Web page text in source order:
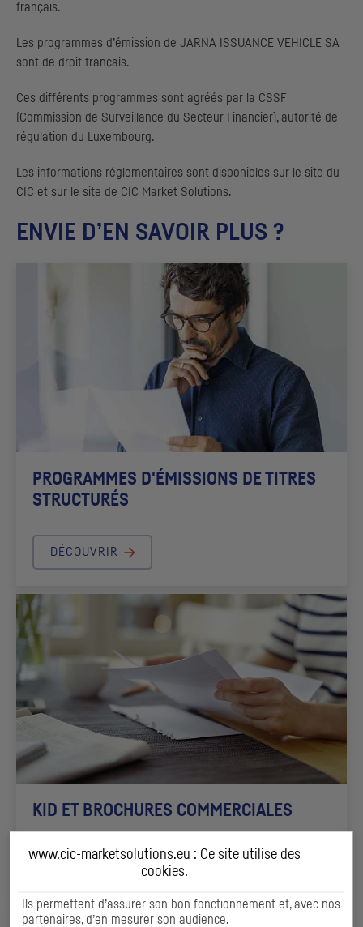
français.
Les programmes d’émission de JARNA ISSUANCE VEHICLE SA
sont de droit français.
Ces différents programmes sont agréés par la CSSF
(Commission de Surveillance du Secteur Financier), autorité de
régulation du Luxembourg.
Les informations réglementaires sont disponibles sur le site du
CIC et sur le site de CIC Market Solutions.
ENVIE D’EN SAVOIR PLUS ?
PROGRAMMES D'ÉMISSIONS DE TITRES
STRUCTURÉS
DÉCOUVRIR
KID ET BROCHURES COMMERCIALES
DÉCOUVRIR
www.cic-marketsolutions.eu : Ce site utilise des
cookies
Ils permettent d’assurer son bon fonctionnement et, avec nos
partenaires, d’en mesurer son audience.